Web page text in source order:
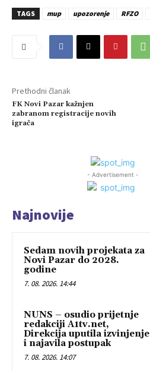
TAGS mup upozorenje RFZO
Prethodni članak
FK Novi Pazar kažnjen
zabranom registracije novih
igrača
- Advertisement -
Najnovije
Sedam novih projekata za
Novi Pazar do 2028.
godine
7. 08. 2026. 14:44
NUNS – osudio prijetnje
redakciji A1tv.net,
Direkcija uputila izvinjenje
i najavila postupak
7. 08. 2026. 14:07